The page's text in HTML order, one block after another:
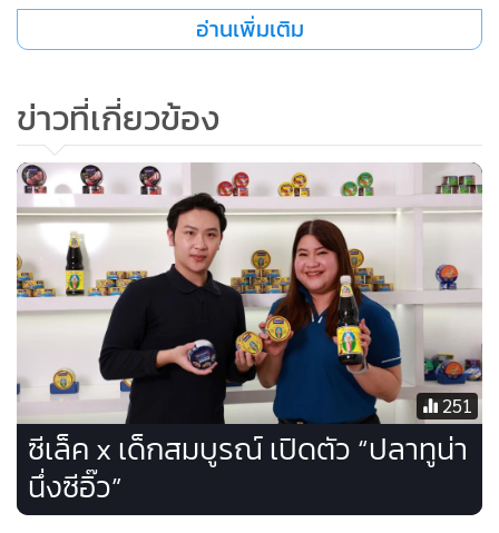
2.ต่อยอดนวัตกรรมผลิตภัณฑ์และความร่วมมือกับพันธมิตร
(Product Innovation & Taste Collaboration) มุ่งต่อยอด
นวัตกรรมผลิตภัณฑ์ใหม่ๆ ขยายพอร์ตโฟลิโอผลิตภัณฑ์พร้อม
ทาน และร่วมมือกับพันธมิตรในการทำ Taste Collaboration
โดยช่วงไตรมาสสองปีหน้า จะเปิดตัว น้ำพริกเผาทูน่า ร่วมกับ
อ่านเพิ่มเติม
ข่าวที่เกี่ยวข้อง
251
ซีเล็ค x เด็กสมบูรณ์ เปิดตัว “ปลาทูน่า
นึ่งซีอิ๊ว”